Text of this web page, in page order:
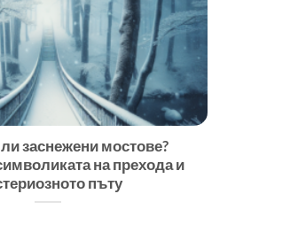
заснежени мостове?
на прехода и
пъту